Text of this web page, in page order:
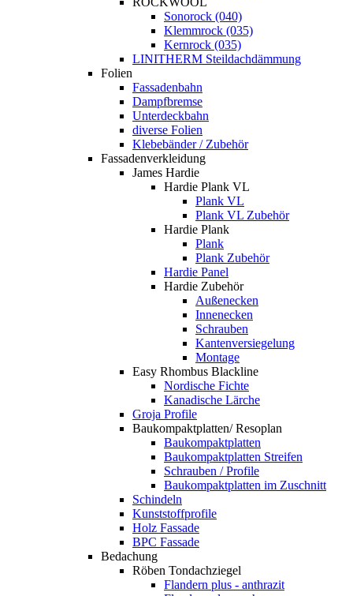
Sonorock (040)
Klemmrock (035)
Kernrock (035)
LINITHERM Steildachdämmung
Folien
Fassadenbahn
Dampfbremse
Unterdeckbahn
diverse Folien
Klebebänder / Zubehör
Fassadenverkleidung
James Hardie
Hardie Plank VL
Plank VL
Plank VL Zubehör
Hardie Plank
Plank
Plank Zubehör
Hardie Panel
Hardie Zubehör
Außenecken
Innenecken
Schrauben
Kantenversiegelung
Montage
Easy Rhombus Blackline
Nordische Fichte
Kanadische Lärche
Groja Profile
Baukompaktplatten/ Resoplan
Baukompaktplatten
Baukompaktplatten Streifen
Schrauben / Profile
Baukompaktplatten im Zuschnitt
Schindeln
Kunststoffprofile
Holz Fassade
BPC Fassade
Bedachung
Röben Tondachziegel
Flandern plus - anthrazit